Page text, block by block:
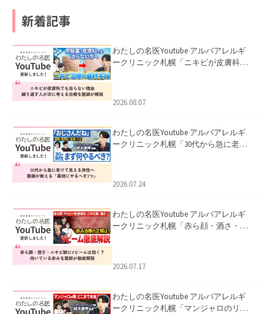
新着記事
わたしの名医Youtube アルバアレルギ
ークリニック札幌「ニキビが皮膚科で
ました。
2026.08.07
わたしの名医Youtube アルバアレルギ
ークリニック札幌「30代から急に老け
た。
2026.07.24
わたしの名医Youtube アルバアレルギ
ークリニック札幌「赤ら顔・酒さ・ニ
2026.07.17
わたしの名医Youtube アルバアレルギ
ークリニック札幌「マンジャロのリア